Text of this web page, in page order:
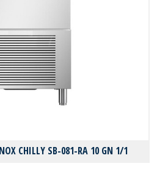
CHILLY SB-081-RA 10 GN 1/1